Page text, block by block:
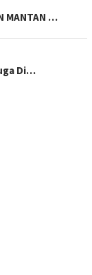
MANTAN …
Di…